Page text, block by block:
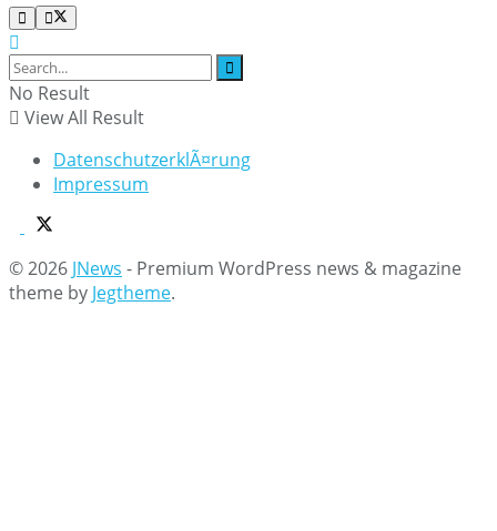
No Result
View All Result
DatenschutzerklÃ¤rung
Impressum
© 2026 JNews - Premium WordPress news & magazine
theme by Jegtheme.